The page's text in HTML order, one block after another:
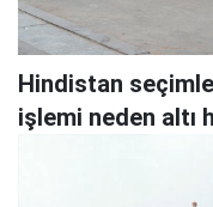
Hindistan
işlemi neden altı